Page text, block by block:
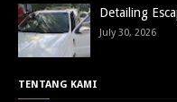
Detailing
July 30, 2026
TENTANG KAMI